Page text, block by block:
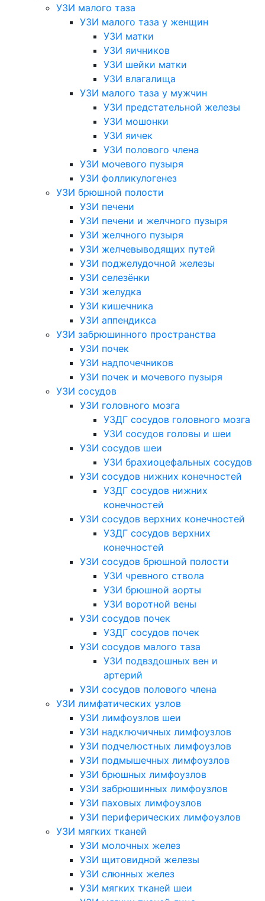
УЗИ малого таза
УЗИ малого таза у женщин
УЗИ матки
УЗИ яичников
УЗИ шейки матки
УЗИ влагалища
УЗИ малого таза у мужчин
УЗИ предстательной железы
УЗИ мошонки
УЗИ яичек
УЗИ полового члена
УЗИ мочевого пузыря
УЗИ фолликулогенез
УЗИ брюшной полости
УЗИ печени
УЗИ печени и желчного пузыря
УЗИ желчного пузыря
УЗИ желчевыводящих путей
УЗИ поджелудочной железы
УЗИ селезёнки
УЗИ желудка
УЗИ кишечника
УЗИ аппендикса
УЗИ забрюшинного пространства
УЗИ почек
УЗИ надпочечников
УЗИ почек и мочевого пузыря
УЗИ сосудов
УЗИ головного мозга
УЗДГ сосудов головного мозга
УЗИ сосудов головы и шеи
УЗИ сосудов шеи
УЗИ брахиоцефальных сосудов
УЗИ сосудов нижних конечностей
УЗДГ сосудов нижних
конечностей
УЗИ сосудов верхних конечностей
УЗДГ сосудов верхних
конечностей
УЗИ сосудов брюшной полости
УЗИ чревного ствола
УЗИ брюшной аорты
УЗИ воротной вены
УЗИ сосудов почек
УЗДГ сосудов почек
УЗИ сосудов малого таза
УЗИ подвздошных вен и
артерий
УЗИ сосудов полового члена
УЗИ лимфатических узлов
УЗИ лимфоузлов шеи
УЗИ надключичных лимфоузлов
УЗИ подчелюстных лимфоузлов
УЗИ подмышечных лимфоузлов
УЗИ брюшных лимфоузлов
УЗИ забрюшинных лимфоузлов
УЗИ паховых лимфоузлов
УЗИ периферических лимфоузлов
УЗИ мягких тканей
УЗИ молочных желез
УЗИ щитовидной железы
УЗИ слюнных желез
УЗИ мягких тканей шеи